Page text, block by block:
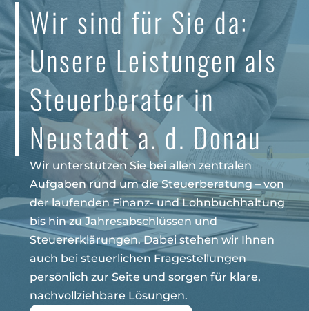
Wir sind für Sie da:
Unsere Leistungen als
Steuerberater in
Neustadt a. d. Donau
Wir unterstützen Sie bei allen zentralen
Aufgaben rund um die Steuerberatung – von
der laufenden Finanz- und Lohnbuchhaltung
bis hin zu Jahresabschlüssen und
Steuererklärungen. Dabei stehen wir Ihnen
auch bei steuerlichen Fragestellungen
persönlich zur Seite und sorgen für klare,
nachvollziehbare Lösungen.